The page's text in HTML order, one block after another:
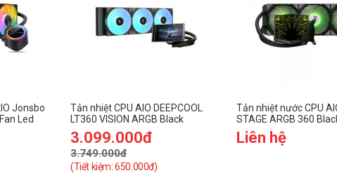
Jonsbo
Led
Tản nhiệt CPU AIO DEEPCOOL
LT360 VISION ARGB Black
3.099.000đ
3.749.000đ
(Tiết kiệm: 650.000đ)
Tản nhiệt nước CPU
STAGE ARGB 360
hình)
Liên hệ